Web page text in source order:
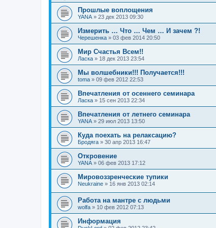
Прошлые воплощения
YANA » 23 дек 2013 09:30
Измерить … Что … Чем … И зачем ?!
Черешенка » 03 фев 2014 20:50
Мир Счастья Всем!!
Ласка » 18 дек 2013 23:54
Мы волшебники!!! Получается!!!
toma » 09 фев 2012 22:53
Впечатления от осеннего семинара
Ласка » 15 сен 2013 22:34
Впечатления от летнего семинара
YANA » 29 июл 2013 13:50
Куда поехать на релаксацию?
Бродяга » 30 апр 2013 16:47
Откровение
YANA » 06 фев 2013 17:12
Мировоззренческие тупики
Neukraine » 16 янв 2013 02:14
Работа на мантре с людьми
wolfa » 10 фев 2012 07:13
Информация